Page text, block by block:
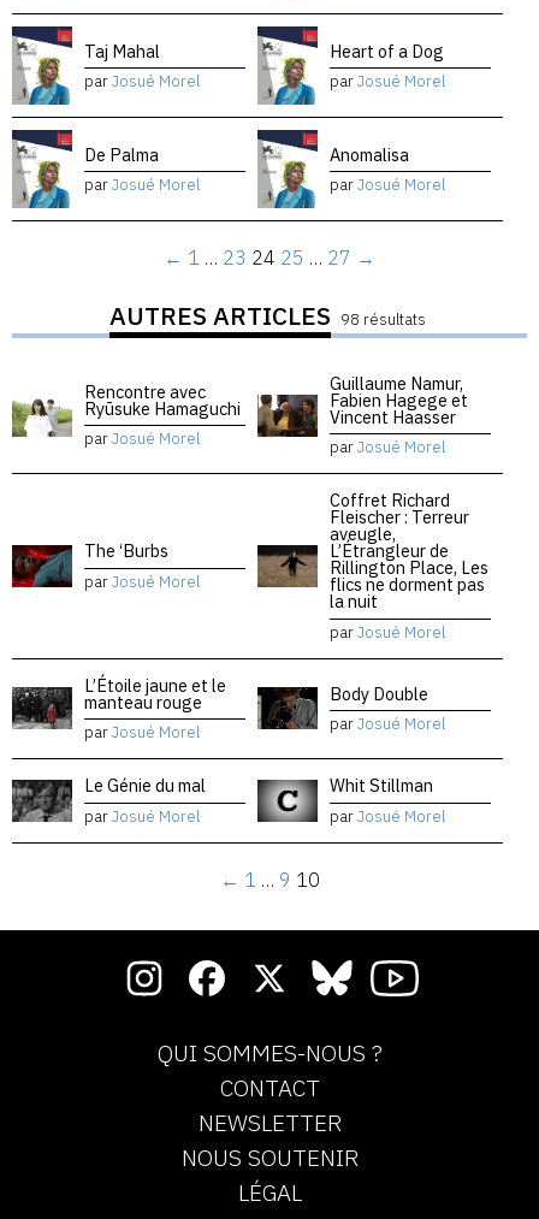
Taj Mahal
parJosué Morel
Heart of a Dog
parJosué Morel
De Palma
parJosué Morel
Anomalisa
parJosué Morel
← 1 … 23 24 25 … 27 →
AUTRES ARTICLES 98 résultats
Rencontre avec
Ryūsuke Hamaguchi
parJosué Morel
Guillaume Namur,
Fabien Hagege et
Vincent Haasser
parJosué Morel
The ‘Burbs
parJosué Morel
Coffret Richard
Fleischer : Terreur
aveugle,
L’Étrangleur de
Rillington Place, Les
flics ne dorment pas
la nuit
parJosué Morel
L’Étoile jaune et le
manteau rouge
parJosué Morel
Body Double
parJosué Morel
Le Génie du mal
parJosué Morel
Whit Stillman
parJosué Morel
← 1 … 9 10
QUI SOMMES-NOUS ?
CONTACT
NEWSLETTER
NOUS SOUTENIR
LÉGAL